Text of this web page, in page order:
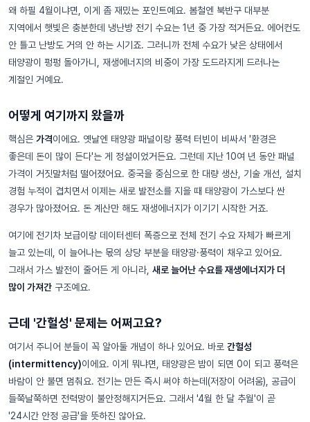
왜 하필 4월이냐면, 이게 좀 재밌는 포인트예요. 봄철엔 북반구 대부분
지역에서 햇빛은 충분한데 냉난방 전기 수요는 1년 중 가장 적거든요. 에어컨도
안 틀고 난방도 거의 안 하는 시기죠. 그러니까 전체 수요가 낮은 상태에서
태양광이 펑펑 돌아가니, 재생에너지의 비중이 가장 도드라지게 드러나는
계절인 거예요.
어떻게 여기까지 왔을까
핵심은 가격이에요. 옛날엔 태양광 패널이랑 풍력 터빈이 비싸서 '환경은
좋은데 돈이 많이 든다'는 게 정설이었거든요. 그런데 지난 10여 년 동안 패널
가격이 거짓말처럼 떨어졌어요. 중국을 중심으로 한 대량 생산, 기술 개선, 설치
경험 누적이 겹치면서 이제는 새로 발전소를 지을 때 태양광이 가스보다 싼
경우가 많아졌어요. 돈 계산만 해도 재생에너지가 이기기 시작한 거죠.
여기에 전기차 보급이랑 데이터센터 폭증으로 전체 전기 수요 자체가 빠르게
늘고 있는데, 이 늘어나는 몫의 상당 부분을 태양광·풍력이 채우고 있어요.
그래서 가스 발전이 줄어든 게 아니라, 새로 늘어난 수요를 재생에너지가 더
많이 가져간 구조예요.
근데 '간헐성' 문제는 어쩌고요?
여기서 주니어 분들이 꼭 알아둘 개념이 하나 있어요. 바로 간헐성
(intermittency)이에요. 이게 뭐냐면, 태양광은 밤이 되면 0이 되고 풍력은
바람이 안 불면 멈춰요. 전기는 만든 즉시 써야 하는데(저장이 어려움), 공급이
들쭉날쭉하면 전력망이 불안정해지거든요. 그래서 '4월 한 달 추월'이 곧
'24시간 안정 공급'을 뜻하진 않아요.